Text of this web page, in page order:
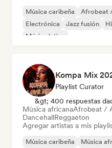
Música caribeña Afrobeat
Electrónica
Jazz fusión
Música latina
Kompa Mix
Playlist Curator
&gt; 400 respuestas
Música africanaAfrobeat /
DancehallReggaeton
Agregar artistas a mis
Música caribeña Música